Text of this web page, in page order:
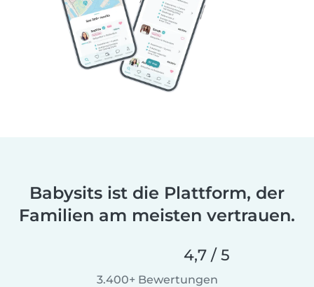
Babysits ist die Plattform, der
Familien am meisten vertrauen.
4,7 / 5
3.400+ Bewertungen